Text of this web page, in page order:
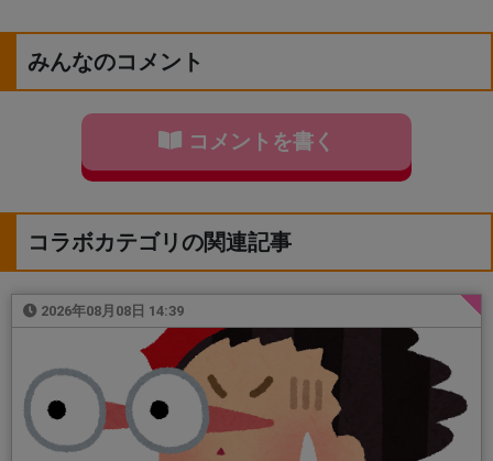
みんなのコメント
コメントを書く
コラボカテゴリの関連記事
2026年08月08日 14:39